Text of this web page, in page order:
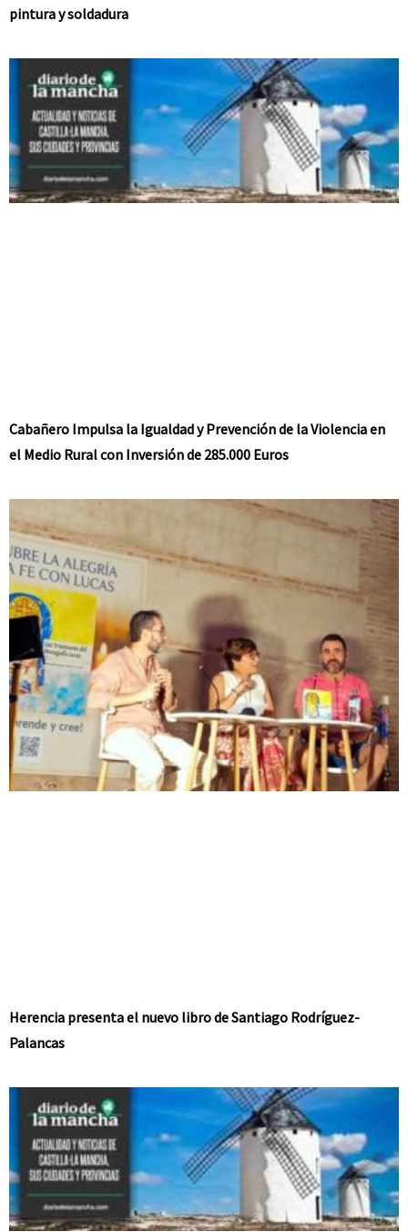
pintura y soldadura
Cabañero Impulsa la Igualdad y Prevención de la Violencia en
el Medio Rural con Inversión de 285.000 Euros
Herencia presenta el nuevo libro de Santiago Rodríguez-
Palancas